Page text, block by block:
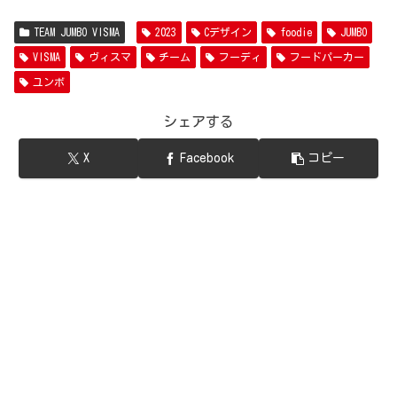
TEAM JUMBO VISMA 2023 Cデザイン foodie JUMBO
VISMA ヴィスマ チーム フーディ フードパーカー
ユンボ
シェアする
X Facebook コピー